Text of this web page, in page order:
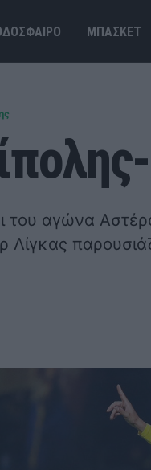
ΜΠΑΣΚΕΤ
του αγώνα